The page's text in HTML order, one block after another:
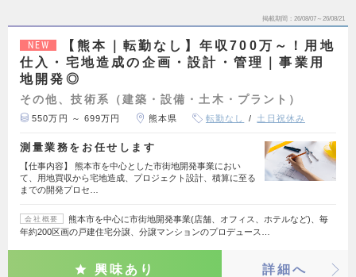
掲載期間 26/08/07～26/08/21
NEW
【熊本｜転勤なし】年収700万～！用地
仕入・宅地造成の企画・設計・管理｜事業用
地開発◎
その他、技術系（建築・設備・土木・プラント）
550万円 ～ 699万円 熊本県 転勤なし 土日祝休み
測量業務をお任せします
【仕事内容】 熊本市を中心とした市街地開発事業におい
て、用地買収から宅地造成、プロジェクト設計、積算に至る
までの開発プロセ…
会社概要
熊本市を中心に市街地開発事業(店舗、オフィス、ホテルなど)、毎
年約200区画の戸建住宅分譲、分譲マンションのプロデュース…
興味あり 詳細へ